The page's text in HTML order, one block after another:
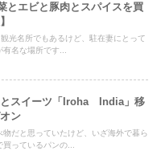
とエビと豚肉とスパイスを買
光名所でもあるけど、駐在妻にとって
名な場所です...
とスイーツ「Iroha India」移
ン
物だと思っていたけど、いざ海外で暮ら
っているパンの...